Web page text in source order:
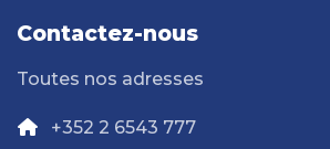
Contactez-nous
Toutes nos adresses
+352 2 6543 777